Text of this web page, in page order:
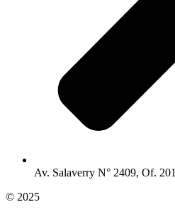
Av. Salaverry N° 2409, Of. 201
© 2025